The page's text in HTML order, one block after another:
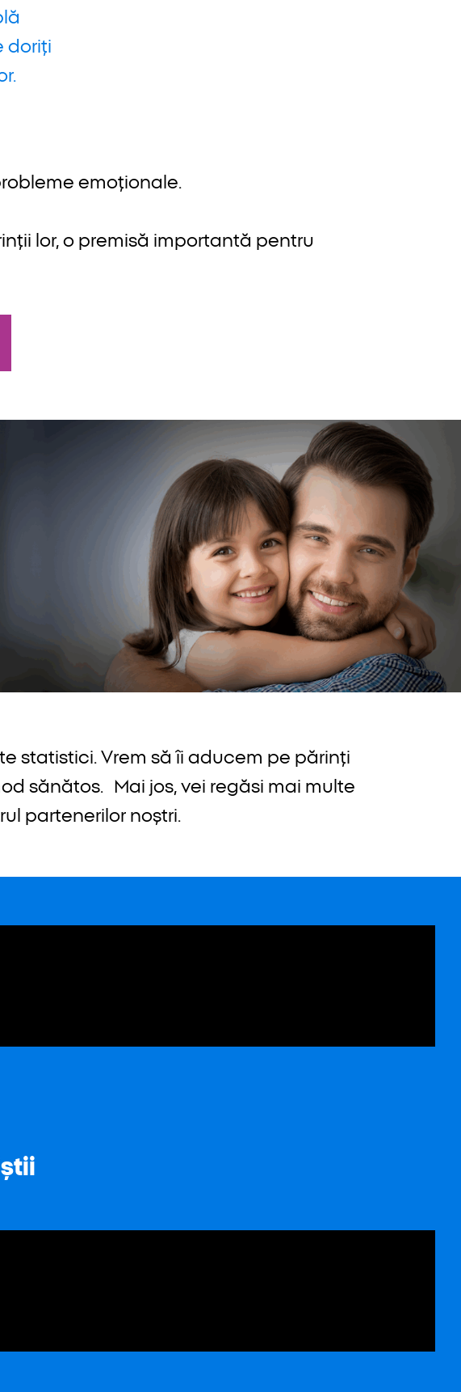
doriți
emoționale.
lor, o premisă importantă pentru
statistici. Vrem să îi aducem pe părinți
sănătos. Mai jos, vei regăsi mai multe
partenerilor noștri.